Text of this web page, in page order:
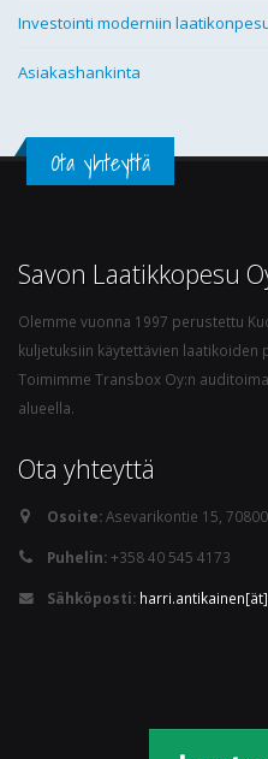
Investointi moderniin
Asiakashankinta
Ota yhteyttä
Savon Laatikkopesu
Olemme vuonna 1997 perustettu
kuljetuksiin käytettävien
Toimimme Transbox Oy:n
alueella.
Ota yhteyttä
Osoite:Asevarikontie 15,
Puhelin: +358 40 545 4173
Sähköposti: